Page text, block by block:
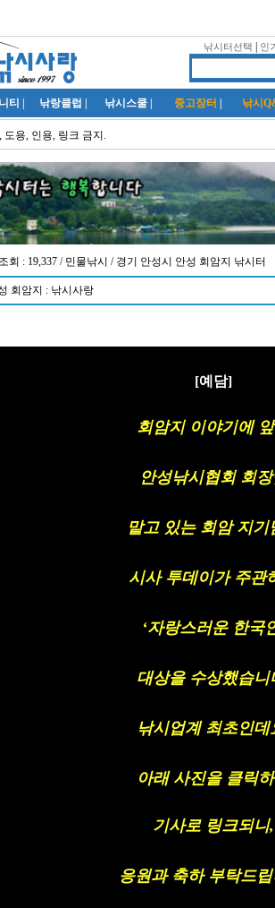
낚시터선택 인
티 낚랑클럽 낚시스쿨 중고장터 낚시
용, 인용, 링크 금지.
회 : 19,337 / 민물낚시 / 경기 안성시 안성 회암지 낚시터
회암지 : 낚시사랑
[예담]
회암지 이야기에
안성낚시협회 회
맡고 있는 회암 지기
시사 투데이가 주관
‘자랑스러운 한국
대상을 수상했습니
낚시업계 최초인데
아래 사진을 클릭
기사로 링크되니,
응원과 축하 부탁드